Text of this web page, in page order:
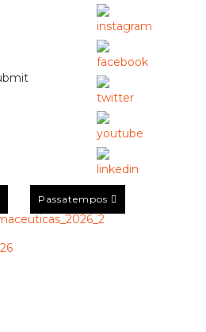
Passatempos